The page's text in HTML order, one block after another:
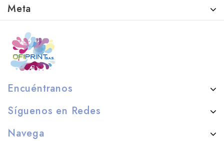
Meta
Encuéntranos
Síguenos en Redes
Navega